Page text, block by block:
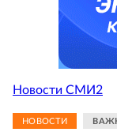
Новости СМИ2
НОВОСТИ